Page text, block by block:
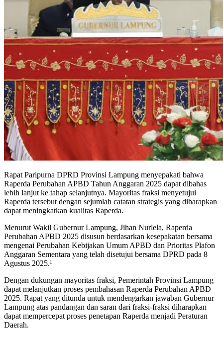
Rapat Paripurna DPRD Provinsi Lampung menyepakati bahwa
Raperda Perubahan APBD Tahun Anggaran 2025 dapat dibahas
lebih lanjut ke tahap selanjutnya. Mayoritas fraksi menyetujui
Raperda tersebut dengan sejumlah catatan strategis yang diharapkan
dapat meningkatkan kualitas Raperda.
Menurut Wakil Gubernur Lampung, Jihan Nurlela, Raperda
Perubahan APBD 2025 disusun berdasarkan kesepakatan bersama
mengenai Perubahan Kebijakan Umum APBD dan Prioritas Plafon
Anggaran Sementara yang telah disetujui bersama DPRD pada 8
Agustus 2025.¹
Dengan dukungan mayoritas fraksi, Pemerintah Provinsi Lampung
dapat melanjutkan proses pembahasan Raperda Perubahan APBD
2025. Rapat yang ditunda untuk mendengarkan jawaban Gubernur
Lampung atas pandangan dan saran dari fraksi-fraksi diharapkan
dapat mempercepat proses penetapan Raperda menjadi Peraturan
Daerah.